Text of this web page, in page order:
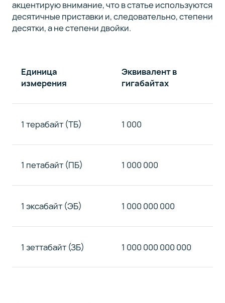
акцентирую внимание, что в статье используются
десятичные приставки и, следовательно, степени
десятки, а не степени двойки.
Единица
измерения
Эквивалент в
гигабайтах
1 терабайт (ТБ) 1 000
1 петабайт (ПБ) 1 000 000
1 эксабайт (ЭБ) 1 000 000 000
1 зеттабайт (ЗБ) 1 000 000 000 000